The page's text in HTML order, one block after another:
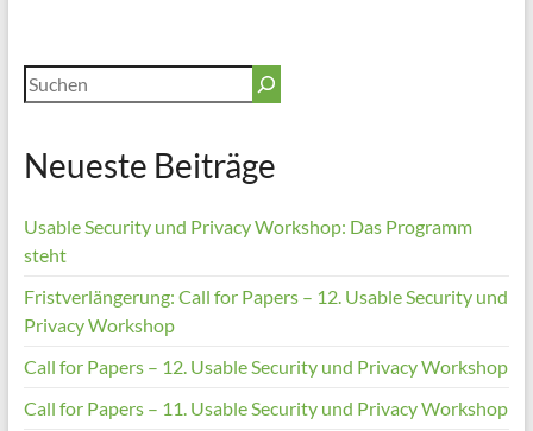
Suchen
Neueste Beiträge
Usable Security und Privacy Workshop: Das Programm
steht
Fristverlängerung: Call for Papers – 12. Usable Security und
Privacy Workshop
Call for Papers – 12. Usable Security und Privacy Workshop
Call for Papers – 11. Usable Security und Privacy Workshop